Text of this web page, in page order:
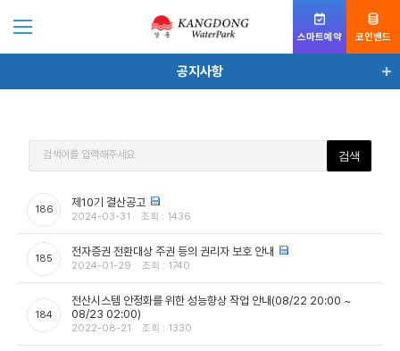
스마트예약 코인밴드
공지사항
자주묻는질문
전화번호안내
인터넷 회원 혜택
검색어를 입력해주세요
186
제10기 결산공고
2024-03-31 조회 : 1436
185
전자증권 전환대상 주권 등의 권리자 보호 안내
2024-01-29 조회 : 1740
184
전산시스템 안정화를 위한 성능향상 작업 안내(08/22 20:00 ~
08/23 02:00)
2022-08-21 조회 : 1330